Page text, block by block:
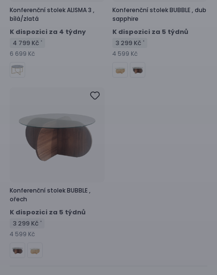
Konferenční stolekALISMA 3 ,
bílá/zlatá
K dispozici za 4 týdny
4 799 Kč *
6 699 Kč
Konferenční stolekBUBBLE , dub
sapphire
K dispozici za 5 týdnů
3 299 Kč *
4 599 Kč
Konferenční stolekBUBBLE ,
ořech
K dispozici za 5 týdnů
3 299 Kč *
4 599 Kč